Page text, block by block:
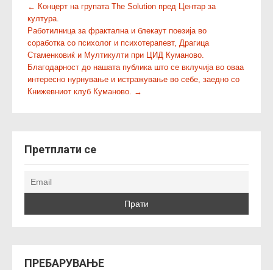
P
o
s
t
n
a
v
a
o
← Концерт на групата The Solution пред Центар за
култура.
Работилница за фрактална и блекаут поезија во
соработка со психолог и психотерапевт, Драгица
Стаменковиќ и Мултикулти при ЦИД Куманово.
Благодарност до нашата публика што се вклучија во оваа
интересно нурнување и истражување во себе, заедно со
Книжевниот клуб Куманово. →
Претплати се
ПРЕБАРУВАЊЕ